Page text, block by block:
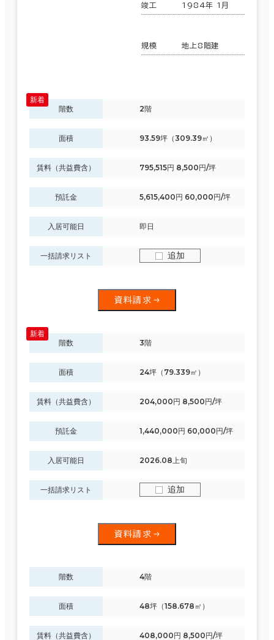
竣工 1984年 1月
規模 地上8階建
階数 2階
面積 93.59坪（309.39㎡）
賃料（共益費含） 795,515円 8,500円/坪
預託金 5,615,400円 60,000円/坪
入居可能日 即日
一括請求リスト 追加
資料請求
階数 3階
面積 24坪（79.339㎡）
賃料（共益費含） 204,000円 8,500円/坪
預託金 1,440,000円 60,000円/坪
入居可能日 2026.08上旬
一括請求リスト 追加
資料請求
階数 4階
面積 48坪（158.678㎡）
賃料（共益費含） 408,000円 8,500円/坪